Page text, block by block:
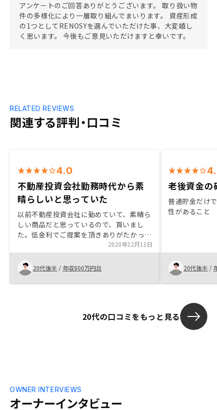
アンケートのご回答ありがとうございます。 取り扱い物
件の多様化により一層取り組んでまいります。 資産形成
の1つとしてRENOSYを選んでいただけた事、大変嬉し
く思います。 今後もご意見いただけますと幸いです。
関連する評判・口コミ
RELATED REVIEWS
4.0
不動産投資会社勤務時代から素
晴らしいと思っていた
以前不動産投資会社に勤めていて、素晴ら
しい商品だと思っているので、買いまし
た。低金利でご提案を頂きありがたかった
です。いろんな金融商品と混ぜて不動産投
資する事で資産が増やせると思います。今
後も買い増して行きたいと思います。サー
ビスに満足することなく、より良くしてい
って欲しいのと、価格、金利、管理条件を
2020年12月11日
20代後半 / 年収800万円台
老後資金の
普通貯金だけ
性があること
20代後半 /
20代の口コミをもっと見る
オーナーインタビュー
OWNER INTERVIEWS